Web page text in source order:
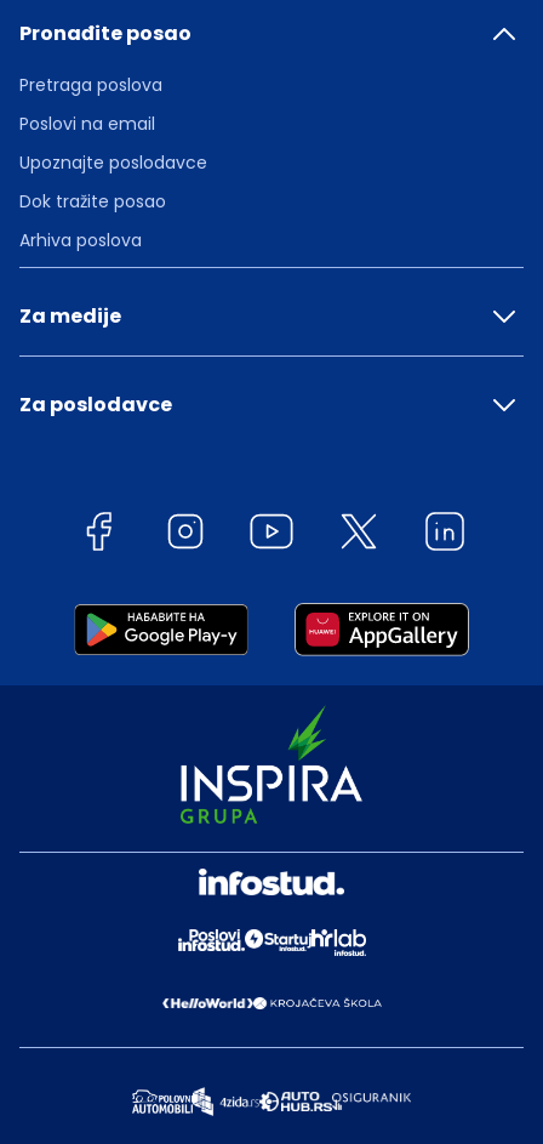
Pronađite posao
Pretraga poslova
Poslovi na email
Upoznajte poslodavce
Dok tražite posao
Arhiva poslova
Za medije
Za poslodavce